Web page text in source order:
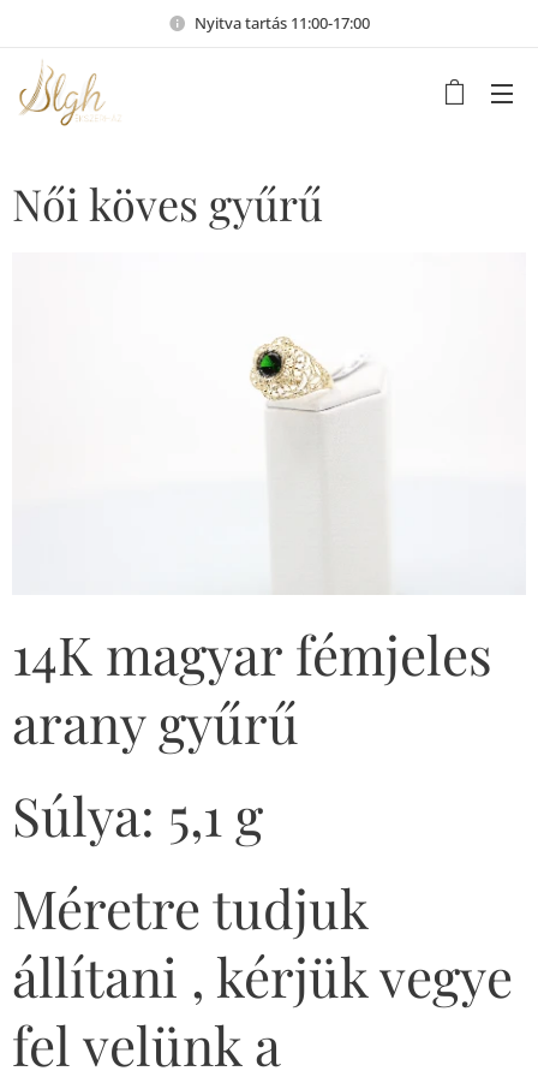
Nyitva tartás 11:00-17:00
Női köves gyűrű
14K magyar fémjeles
arany gyűrű
Súlya: 5,1 g
Méretre tudjuk
állítani , kérjük vegye
fel velünk a